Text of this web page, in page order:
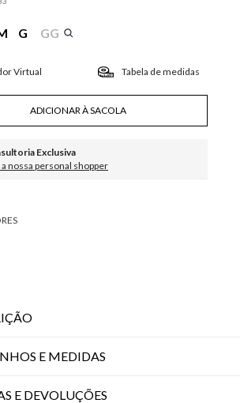
G GG
Tabela de medidas
ADICIONAR À SACOLA
Exclusiva
nossa personal shopper
E MEDIDAS
E DEVOLUÇÕES